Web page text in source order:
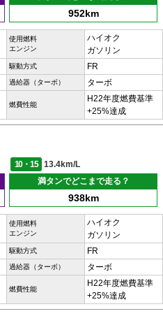
952km
使用燃料
エンジン
ハイオク
ガソリン
駆動方式 FR
過給器（ターボ） ターボ
燃費性能
H22年度燃費基準
+25%達成
10・15
13.4km/L
満タンでどこまで走る？
938km
使用燃料
エンジン
ハイオク
ガソリン
駆動方式 FR
過給器（ターボ） ターボ
燃費性能
H22年度燃費基準
+25%達成